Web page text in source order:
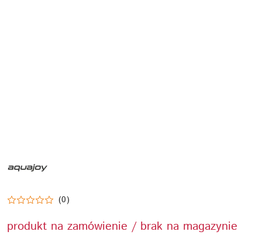
AQUAJOY
(0)
produkt na zamówienie / brak na magazynie